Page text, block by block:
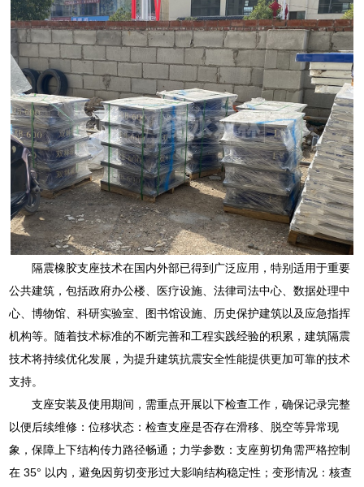
隔震橡胶支座技术在国内外部已得到广泛应用，特别适用于重要
公共建筑，包括政府办公楼、医疗设施、法律司法中心、数据处理中
心、博物馆、科研实验室、图书馆设施、历史保护建筑以及应急指挥
机构等。随着技术标准的不断完善和工程实践经验的积累，建筑隔震
技术将持续优化发展，为提升建筑抗震安全性能提供更加可靠的技术
支持。
支座安装及使用期间，需重点开展以下检查工作，确保记录完整
以便后续维修：位移状态：检查支座是否存在滑移、脱空等异常现
象，保障上下结构传力路径畅通；力学参数：支座剪切角需严格控制
在 35° 以内，避免因剪切变形过大影响结构稳定性；变形情况：核查